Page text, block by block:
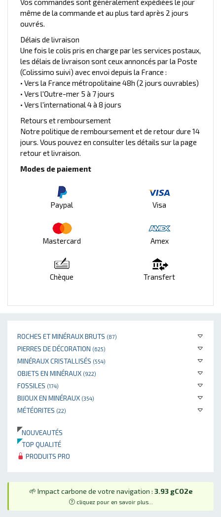
ROCHES ET MINÉRAUX BRUTS (87)
PIERRES DE DÉCORATION (625)
MINÉRAUX CRISTALLISÉS (554)
OBJETS EN MINÉRAUX (922)
FOSSILES (174)
BIJOUX EN MINÉRAUX (354)
MÉTÉORITES (22)
NOUVEAUTÉS
TOP QUALITÉ
PRODUITS PRO
🌱 Impact carbone de votre navigation : 3.93 gCO2e
cliquez pour en savoir plus...
même de la commande et au plus tard après 2 jours
ouvrés.
Délais de livraison
Une fois le colis pris en charge par les services postaux,
les délais de livraison sont ceux annoncés par la Poste
(Colissimo suivi) avec envoi depuis la France :
• Vers la France métropolitaine 48h (2 jours ouvrables)
• Vers l'Outre-mer 5 à 7 jours
• Vers l'international 4 à 8 jours
Retours et remboursement
Notre politique de remboursement et de retour dure 14
jours. Vous pouvez en consulter les détails sur la page
retour et livraison.
Modes de paiement
Paypal Visa
Mastercard Amex
Chèque Transfert